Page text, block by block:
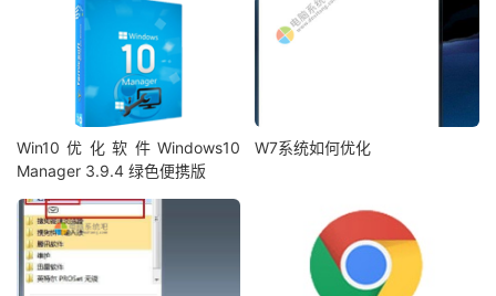
Win10优化软件Windows10
Manager 3.9.4 绿色便携版
W7系统如何优化